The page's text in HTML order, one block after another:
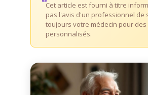
Cet article est fourni à titre
pas l'avis d'un professionnel de
toujours votre médecin pour des
personnalisés.